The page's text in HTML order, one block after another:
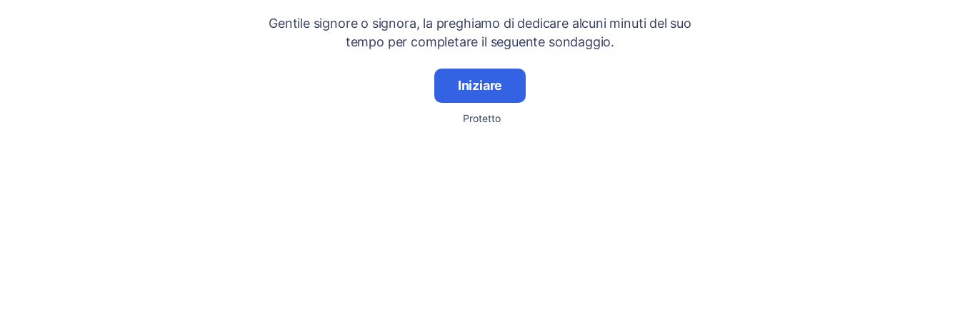
Gentile signore o signora, la preghiamo di dedicare alcuni minuti del suo
tempo per completare il seguente sondaggio.
Iniziare
Protetto